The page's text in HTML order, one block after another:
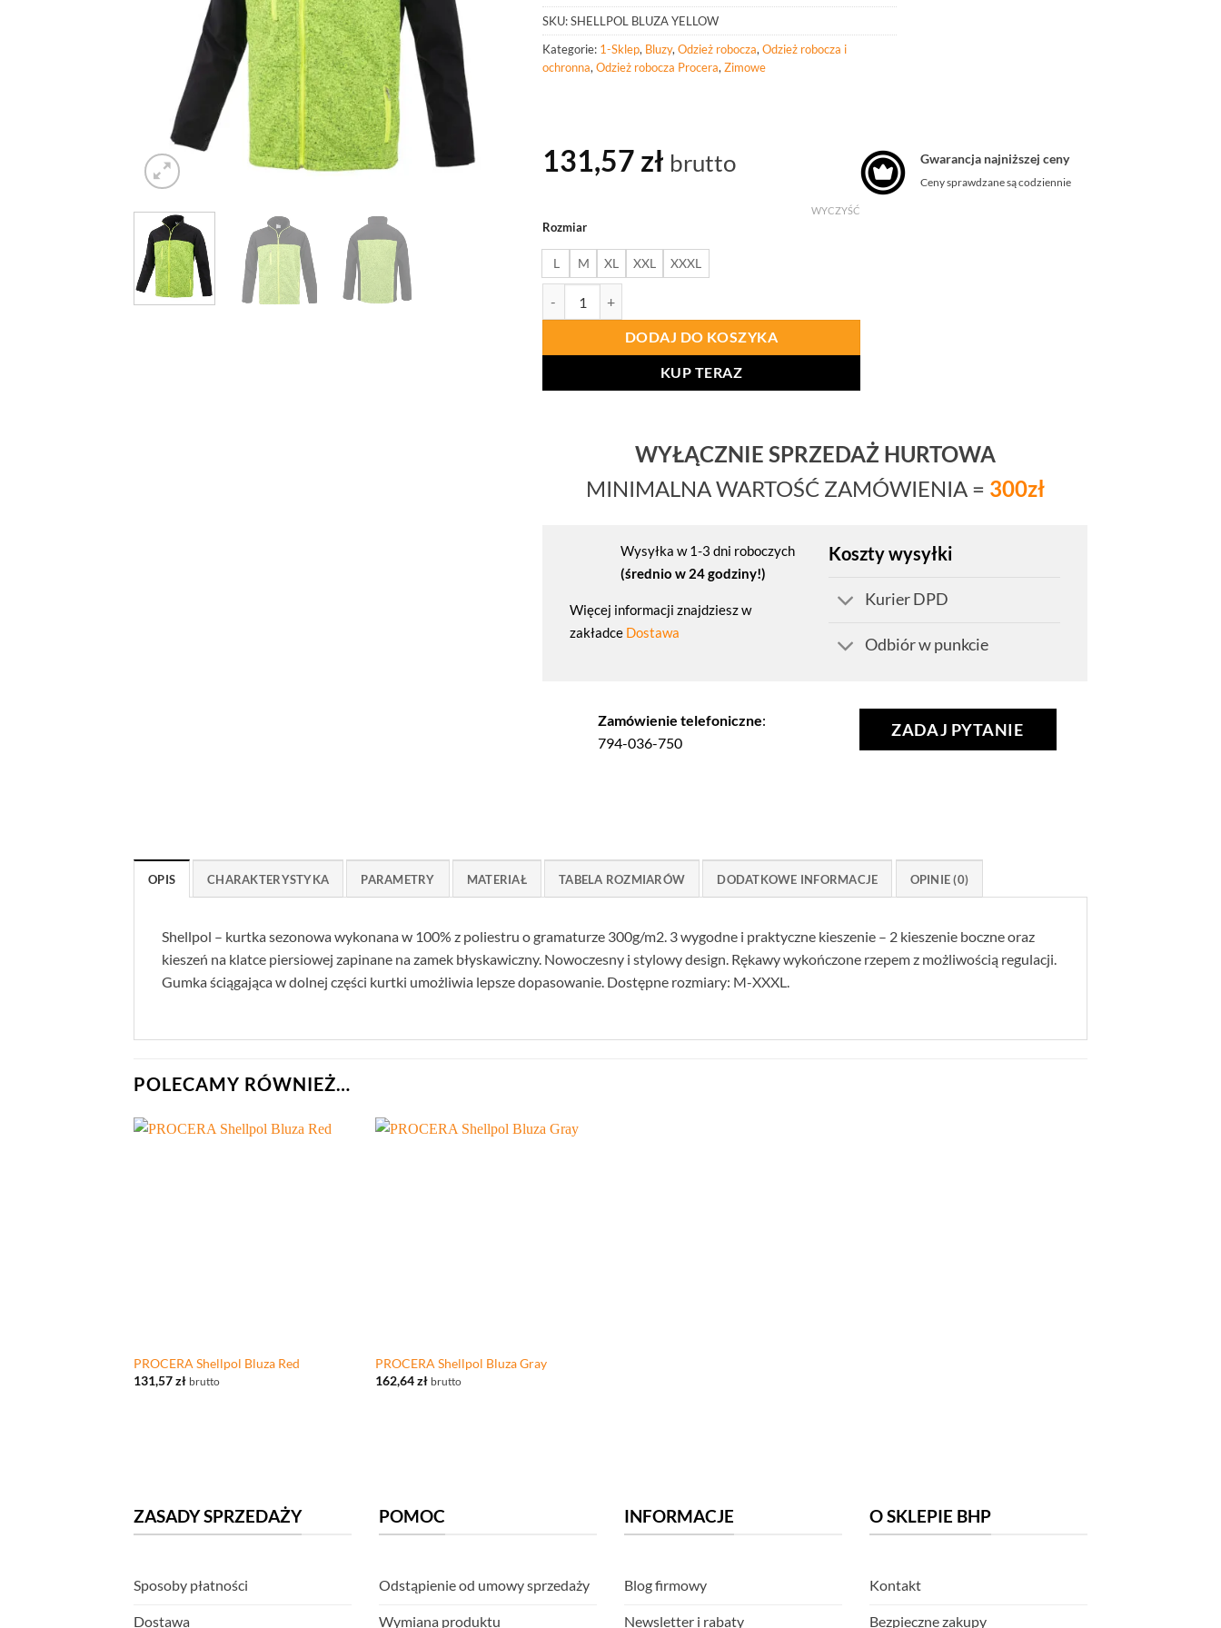
SKU:SHELLPOL BLUZA YELLOW
Kategorie: 1-Sklep, Bluzy, Odzież robocza, Odzież robocza i
ochronna, Odzież robocza Procera, Zimowe
131,57 zł brutto
Rozmiar
L M XL XXL XXXL
WYCZYŚĆ
DODAJ DO KOSZYKA
KUP TERAZ
Gwarancja najniższej ceny
Ceny sprawdzane są codziennie
WYŁĄCZNIE SPRZEDAŻ HURTOWA
MINIMALNA WARTOŚĆ ZAMÓWIENIA = 300zł
Wysyłka w 1-3 dni roboczych
(średnio w 24 godziny!)
Więcej informacji znajdziesz w
zakładce Dostawa
Koszty wysyłki
Kurier DPD
Odbiór w punkcie
Zamówienie telefoniczne:
794-036-750
ZADAJ PYTANIE
OPIS CHARAKTERYSTYKA PARAMETRY MATERIAŁ TABELA ROZMIARÓW DODATKOWE INFORMACJE OPINIE (0)
Shellpol – kurtka sezonowa wykonana w 100% z poliestru o gramaturze 300g/m2. 3 wygodne i praktyczne kieszenie – 2 kieszenie boczne oraz
kieszeń na klatce piersiowej zapinane na zamek błyskawiczny. Nowoczesny i stylowy design. Rękawy wykończone rzepem z możliwością regulacji.
Gumka ściągająca w dolnej części kurtki umożliwia lepsze dopasowanie. Dostępne rozmiary: M-XXXL.
POLECAMY RÓWNIEŻ…
PROCERA Shellpol Bluza Red
131,57zł brutto
PROCERA Shellpol Bluza Gray
162,64zł brutto
ZASADY SPRZEDAŻY
Sposoby płatności
Dostawa
POMOC
Odstąpienie od umowy sprzedaży
Wymiana produktu
INFORMACJE
Blog firmowy
Newsletter i rabaty
O SKLEPIE BHP
Kontakt
Bezpieczne zakupy